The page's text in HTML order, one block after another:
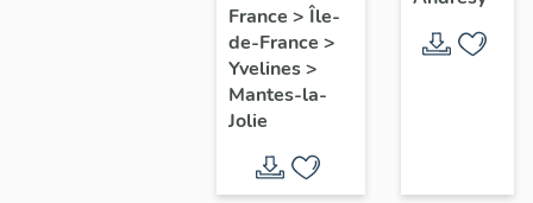
de Mantes
Exupéry et
Jean Rostand
France > Île-
de-France >
Yvelines>
Mantes-la-
Jolie
de-
Paris